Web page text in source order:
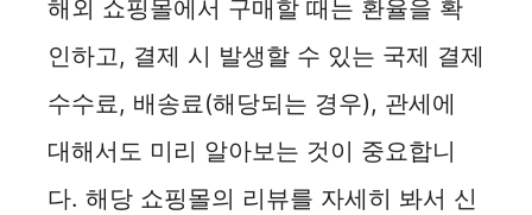
해외 쇼핑몰에서 구매할 때는 환율을 확
인하고, 결제 시 발생할 수 있는 국제 결제
수수료, 배송료(해당되는 경우), 관세에
대해서도 미리 알아보는 것이 중요합니
다. 해당 쇼핑몰의 리뷰를 자세히 봐서 신